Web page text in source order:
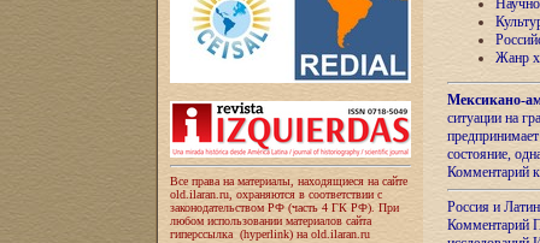
Все права на материалы, находящиеся на сайте
old.ilaran.ru, охраняются в соответствии с
законодательством РФ (часть 4 ГК РФ). При
любом использовании материалов сайта
гиперссылка (hyperlink) на old.ilaran.ru
Жанр
Мексикано-
ситуации на
состояние,
Комментарий
Россия и
Комментарий